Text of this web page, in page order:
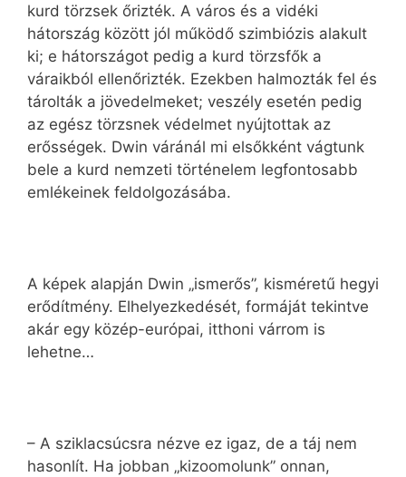
kurd törzsek őrizték. A város és a vidéki
hátország között jól működő szimbiózis alakult
ki; e hátországot pedig a kurd törzsfők a
váraikból ellenőrizték. Ezekben halmozták fel és
tárolták a jövedelmeket; veszély esetén pedig
az egész törzsnek védelmet nyújtottak az
erősségek. Dwin váránál mi elsőkként vágtunk
bele a kurd nemzeti történelem legfontosabb
emlékeinek feldolgozásába.
A képek alapján Dwin „ismerős”, kis­méretű hegyi
erődítmény. Elhelyezkedését, formáját tekintve
akár egy közép-európai, itthoni várrom is
lehetne…
– A sziklacsúcsra nézve ez igaz, de a táj nem
hasonlít. Ha jobban „kizoomolunk” onnan,